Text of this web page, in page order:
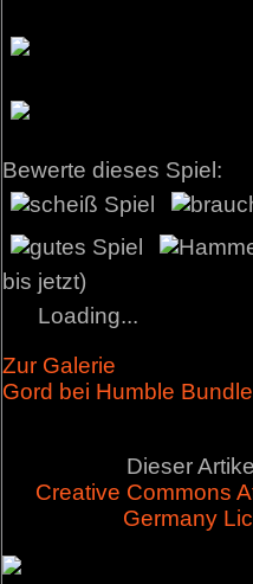
Bewerte dieses Spiel:
bis jetzt)
Loading...
Zur Galerie
Gord bei Humble
Dieser
Creative Commons
Germany